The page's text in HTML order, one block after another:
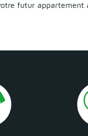
futur appartement